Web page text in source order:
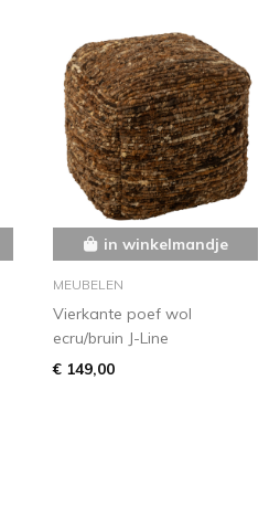
in winkelmandje
MEUBELEN
Vierkante poef wol
ecru/bruin J-Line
€ 149,00